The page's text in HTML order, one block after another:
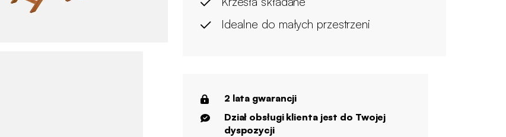
Idealne do małych przestrzeni
2 lata gwarancji
Dział obsługi klienta jest do Twojej
dyspozycji